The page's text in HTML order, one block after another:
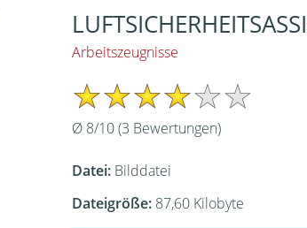
Arbeitszeugnisse
Ø 8/10(3 Bewertungen)
Datei: Bilddatei
Dateigröße: 87,60 Kilobyte